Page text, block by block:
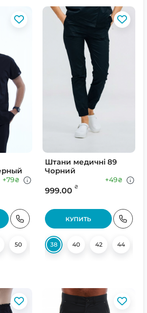
+79₴
50 54
Штани медичні 89
Чорний
999.00 ₴
+49₴
КУПИТЬ
38 40 42 44